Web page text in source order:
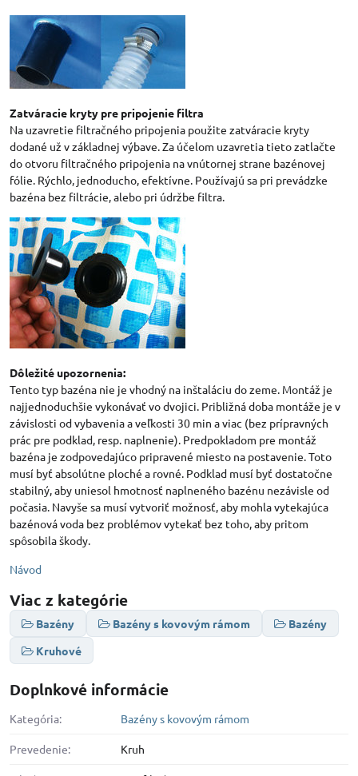
Zatváracie kryty pre pripojenie filtra
Na uzavretie filtračného pripojenia použite zatváracie kryty
dodané už v základnej výbave. Za účelom uzavretia tieto zatlačte
do otvoru filtračného pripojenia na vnútornej strane bazénovej
fólie. Rýchlo, jednoducho, efektívne. Používajú sa pri prevádzke
bazéna bez filtrácie, alebo pri údržbe filtra.
Dôležité upozornenia:
Tento typ bazéna nie je vhodný na inštaláciu do zeme. Montáž je
najjednoduchšie vykonávať vo dvojici. Približná doba montáže je v
závislosti od vybavenia a veľkosti 30 min a viac (bez prípravných
prác pre podklad, resp. naplnenie). Predpokladom pre montáž
bazéna je zodpovedajúco pripravené miesto na postavenie. Toto
musí byť absolútne ploché a rovné. Podklad musí byť dostatočne
stabilný, aby uniesol hmotnosť naplneného bazénu nezávisle od
počasia. Navyše sa musí vytvoriť možnosť, aby mohla vytekajúca
bazénová voda bez problémov vytekať bez toho, aby pritom
spôsobila škody.
Návod
Viac z kategórie
Bazény Bazény s kovovým rámom
Bazény
Kruhové
Doplnkové informácie
Kategória: Bazény s kovovým rámom
Prevedenie: Kruh